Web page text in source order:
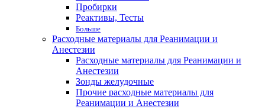
Пробирки
Реактивы, Тесты
Больше
Расходные материалы для Реанимации и
Анестезии
Расходные материалы для Реанимации и
Анестезии
Зонды желудочные
Прочие расходные материалы для
Реанимации и Анестезии